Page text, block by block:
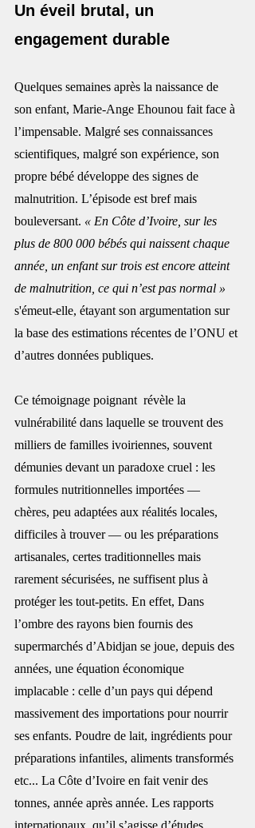
Un éveil brutal, un
engagement durable
Quelques semaines après la naissance de
son enfant, Marie-Ange Ehounou fait face à
l’impensable. Malgré ses connaissances
scientifiques, malgré son expérience, son
propre bébé développe des signes de
malnutrition. L’épisode est bref mais
bouleversant. « En Côte d’Ivoire, sur les
plus de 800 000 bébés qui naissent chaque
année, un enfant sur trois est encore atteint
de malnutrition, ce qui n’est pas normal »
s'émeut-elle, étayant son argumentation sur
la base des estimations récentes de l’ONU et
d’autres données publiques.
Ce témoignage poignant  révèle la
vulnérabilité dans laquelle se trouvent des
milliers de familles ivoiriennes, souvent
démunies devant un paradoxe cruel : les
formules nutritionnelles importées —
chères, peu adaptées aux réalités locales,
difficiles à trouver — ou les préparations
artisanales, certes traditionnelles mais
rarement sécurisées, ne suffisent plus à
protéger les tout-petits. En effet, Dans
l’ombre des rayons bien fournis des
supermarchés d’Abidjan se joue, depuis des
années, une équation économique
implacable : celle d’un pays qui dépend
massivement des importations pour nourrir
ses enfants. Poudre de lait, ingrédients pour
préparations infantiles, aliments transformés
etc... La Côte d’Ivoire en fait venir des
tonnes, année après année. Les rapports
internationaux, qu’il s’agisse d’études